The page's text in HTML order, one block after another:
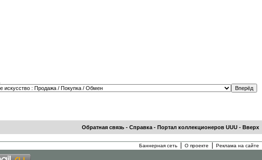
Обратная связь - Справка - Портал коллекционеров UUU - Вверх
Баннерная сеть О проекте Реклама на сайте